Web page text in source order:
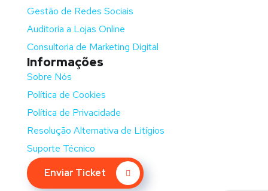
Gestão de Redes Sociais
Auditoria a Lojas Online
Consultoria de Marketing Digital
Informações
Sobre Nós
Política de Cookies
Política de Privacidade
Resolução Alternativa de Litígios
Suporte Técnico
Enviar Ticket